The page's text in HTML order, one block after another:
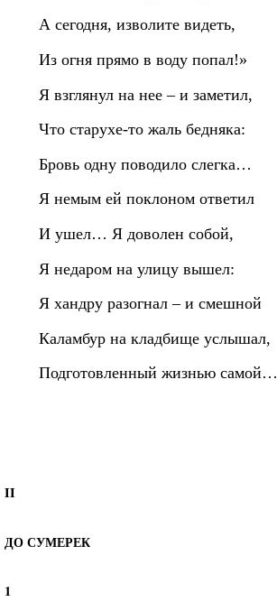
А сегодня, изволите видеть,
Из огня прямо в воду попал!»
Я взглянул на нее – и заметил,
Что старухе‑то жаль бедняка:
Бровь одну поводило слегка…
Я немым ей поклоном ответил
И ушел… Я доволен собой,
Я недаром на улицу вышел:
Я хандру разогнал – и смешной
Каламбур на кладбище услышал,
Подготовленный жизнью самой…
II
ДО СУМЕРЕК
1